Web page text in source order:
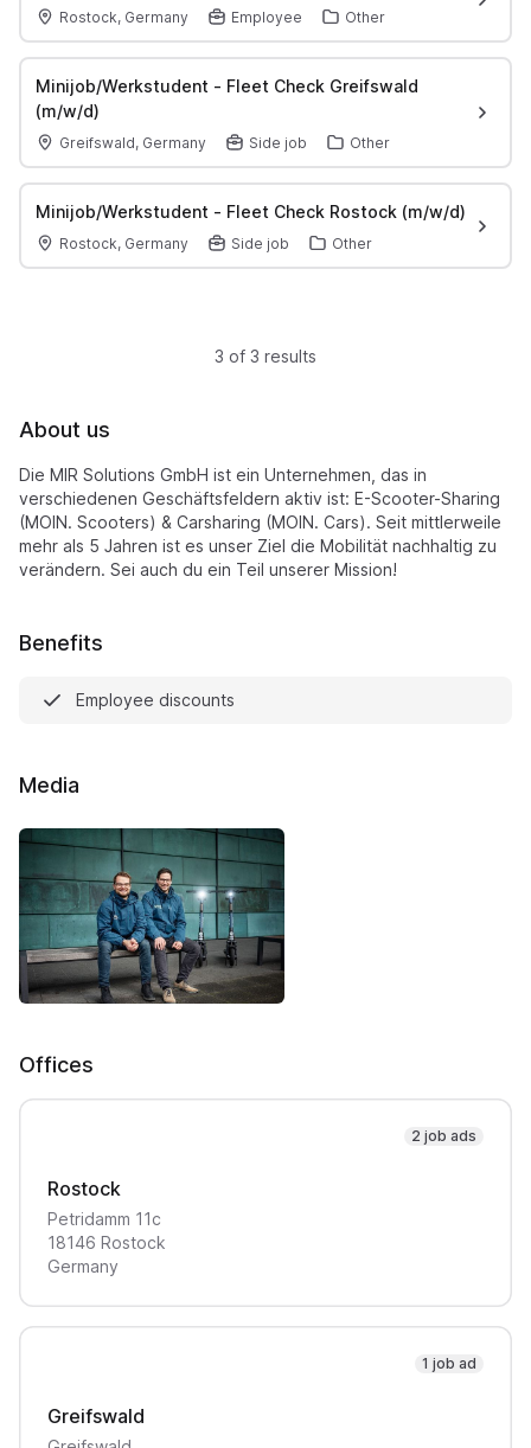
Rostock, Germany Employee Other
Minijob/Werkstudent - Fleet Check Greifswald
(m/w/d)
Greifswald, Germany Side job Other
Minijob/Werkstudent - Fleet Check Rostock (m/w/d)
Rostock, Germany Side job Other
3 of 3 results
About us
Die MIR Solutions GmbH ist ein Unternehmen, das in
verschiedenen Geschäftsfeldern aktiv ist: E-Scooter-Sharing
(MOIN. Scooters) & Carsharing (MOIN. Cars). Seit mittlerweile
mehr als 5 Jahren ist es unser Ziel die Mobilität nachhaltig zu
verändern. Sei auch du ein Teil unserer Mission!
Benefits
Employee discounts
Media
Offices
2 job ads
Rostock
Petridamm 11c
18146 Rostock
Germany
1 job ad
Greifswald